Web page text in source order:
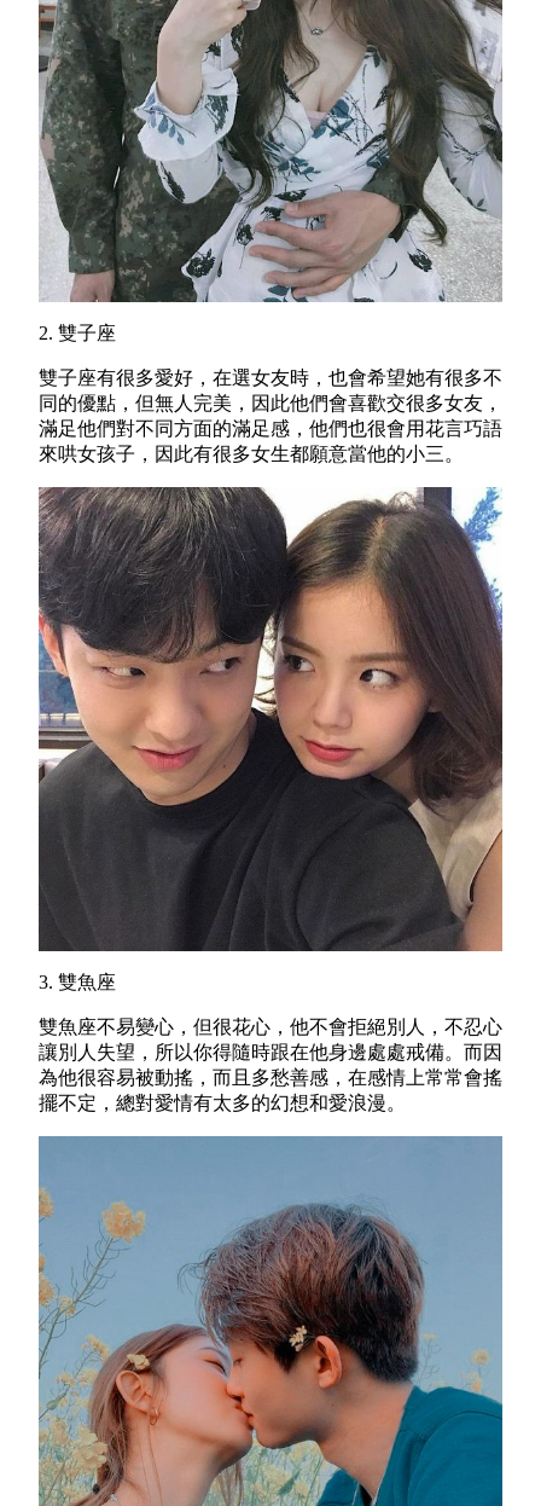
2. 雙子座
雙子座有很多愛好，在選女友時，也會希望她有很多不
同的優點，但無人完美，因此他們會喜歡交很多女友，
滿足他們對不同方面的滿足感，他們也很會用花言巧語
來哄女孩子，因此有很多女生都願意當他的小三。
3. 雙魚座
雙魚座不易變心，但很花心，他不會拒絕別人，不忍心
讓別人失望，所以你得隨時跟在他身邊處處戒備。而因
為他很容易被動搖，而且多愁善感，在感情上常常會搖
擺不定，總對愛情有太多的幻想和愛浪漫。